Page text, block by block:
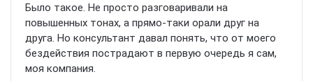
Было такое. Не просто разговаривали на
повышенных тонах, а прямо-таки орали друг на
друга. Но консультант давал понять, что от моего
бездействия пострадают в первую очередь я сам,
моя компания.